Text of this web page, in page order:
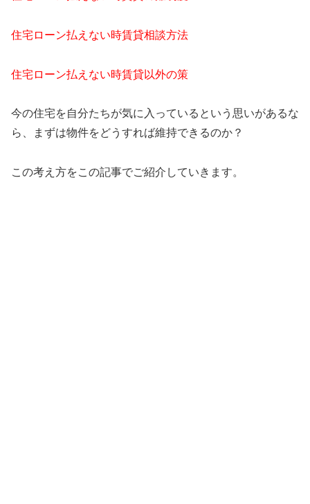
住宅ローン払えない時賃貸相談方法
住宅ローン払えない時賃貸以外の策
今の住宅を自分たちが気に入っているという思いがあるな
ら、まずは物件をどうすれば維持できるのか？
この考え方をこの記事でご紹介していきます。